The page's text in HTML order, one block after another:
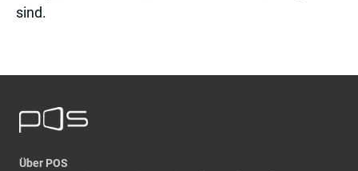
sind.
Über POS